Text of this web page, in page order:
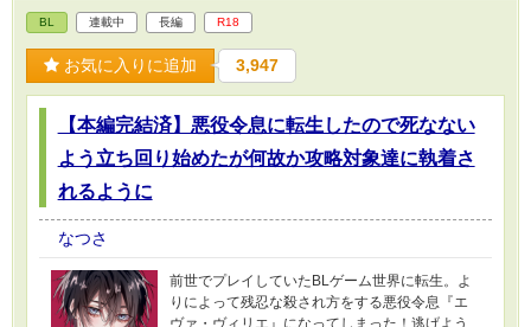
BL 連載中 長編 R18
お気に入りに追加 3,947
【本編完結済】悪役令息に転生したので死なない
よう立ち回り始めたが何故か攻略対象達に執着さ
れるように
なつさ
前世でプレイしていたBLゲーム世界に転生。よ
りによって残忍な殺され方をする悪役令息『エ
ヴァ・ヴィリエ』になってしまった！逃げよう